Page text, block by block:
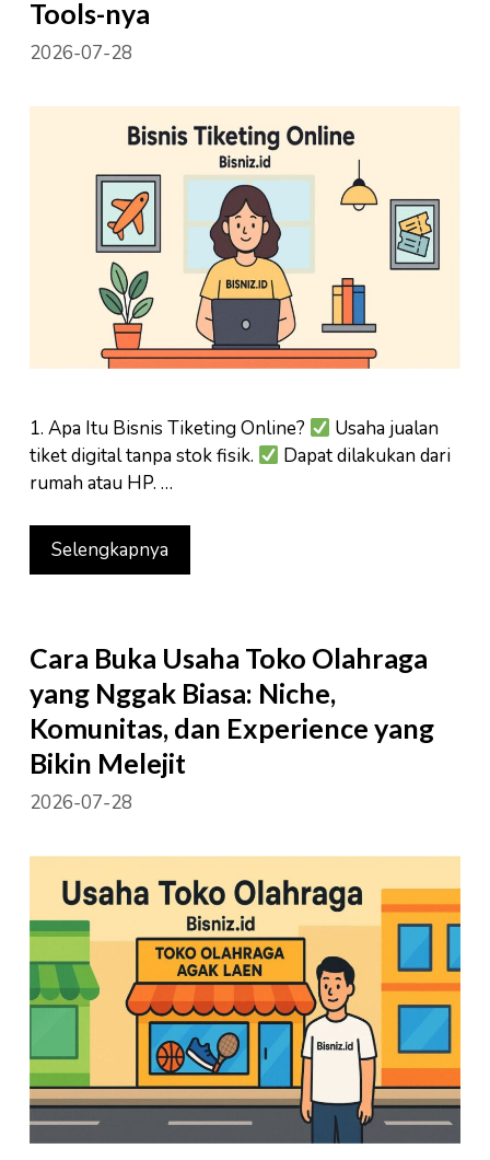
Tools-nya
2026-07-28
1. Apa Itu Bisnis Tiketing Online?
Usaha jualan
tiket digital tanpa stok fisik.
Dapat dilakukan dari
rumah atau HP. …
Selengkapnya
Cara Buka Usaha Toko Olahraga
yang Nggak Biasa: Niche,
Komunitas, dan Experience yang
Bikin Melejit
2026-07-28